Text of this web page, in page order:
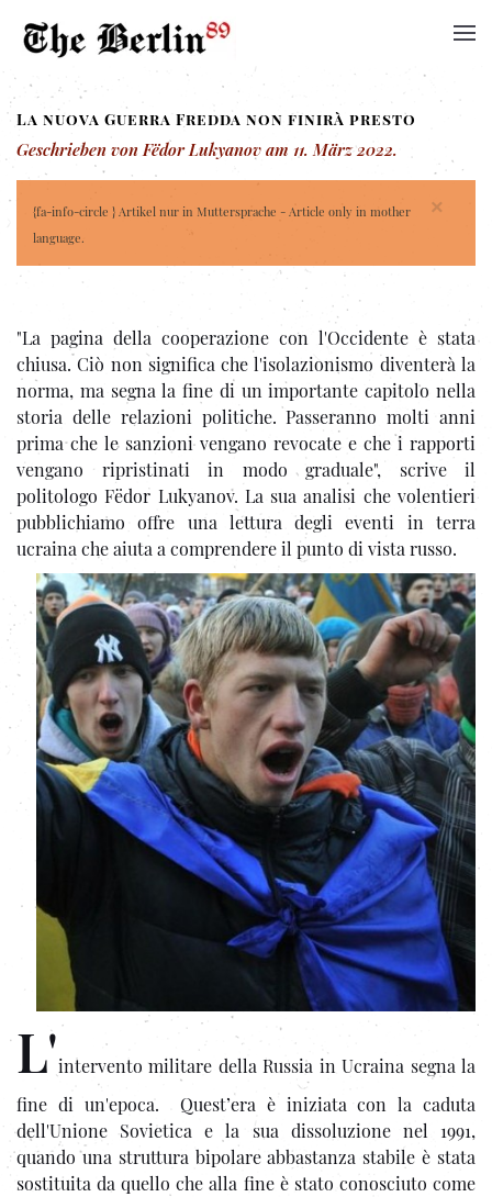
La nuova Guerra Fredda non finirà presto
Geschrieben von Fëdor Lukyanov am 11. März 2022.
×
{fa-info-circle } Artikel nur in Muttersprache - Article only in mother
language.
"La pagina della cooperazione con l'Occidente è stata
chiusa. Ciò non significa che l'isolazionismo diventerà la
norma, ma segna la fine di un importante capitolo nella
storia delle relazioni politiche. Passeranno molti anni
prima che le sanzioni vengano revocate e che i rapporti
vengano ripristinati in modo graduale", scrive il
politologo Fëdor Lukyanov. La sua analisi che volentieri
pubblichiamo offre una lettura degli eventi in terra
ucraina che aiuta a comprendere il punto di vista russo.
L'intervento militare della Russia in Ucraina segna la
fine di un'epoca. Quest’era è iniziata con la caduta
dell'Unione Sovietica e la sua dissoluzione nel 1991,
quando una struttura bipolare abbastanza stabile è stata
sostituita da quello che alla fine è stato conosciuto come